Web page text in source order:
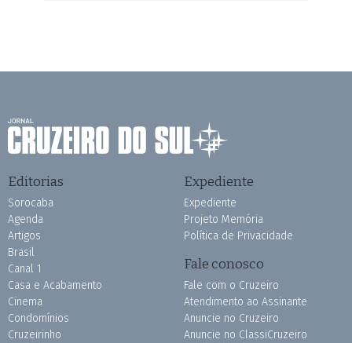
Editorias
Sorocaba
Agenda
Artigos
Brasil
Canal 1
Casa e Acabamento
Cinema
Condomínios
Cruzeirinho
Expediente
Expediente
Projeto Memória
Política de Privacidade
Fale conosco
Fale com o Cruzeiro
Atendimento ao Assinante
Anuncie no Cruzeiro
Anuncie no ClassiCruzeiro